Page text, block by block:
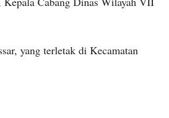
yang terletak di Kecamatan